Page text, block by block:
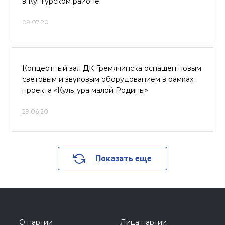
09.07.20
Концертный зал ДК Гремячинска оснащен новым
световым и звуковым оборудованием в рамках
проекта «Культура малой Родины»
29.06.20
Показать еще
О партии Лица партии